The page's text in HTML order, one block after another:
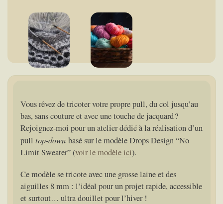
Vous rêvez de tricoter votre propre pull, du col jusqu’au
bas, sans couture et avec une touche de jacquard ?
Rejoignez-moi pour un atelier dédié à la réalisation d’un
pull top-down basé sur le modèle Drops Design “No
Limit Sweater” (voir le modèle ici).
Ce modèle se tricote avec une grosse laine et des
aiguilles 8 mm : l’idéal pour un projet rapide, accessible
et surtout… ultra douillet pour l’hiver !